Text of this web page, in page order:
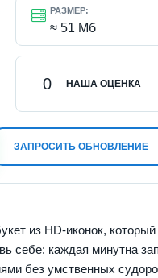
РАЗМЕР:
≈ 51 Мб
НАША ОЦЕНКА
0
ЗАПРОСИТЬ ОБНОВЛЕНИЕ
из HD-иконок,
себе: каждая минутна
без умственных